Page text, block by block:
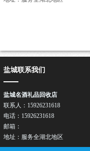
盐城联系我们
盐城名酒礼品回收店
联系人：15926231618
电话：15926231618
邮箱：
地址：服务全湖北地区